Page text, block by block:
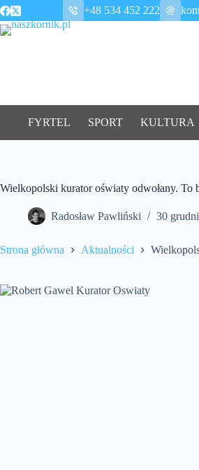
Przejdź
do
treści
+48 534 452 222
FYRTEL SPORT KULTURA
Wielkopolski kurator oświaty odwołany. To
Radosław Pawliński 30
Strona główna Aktualności